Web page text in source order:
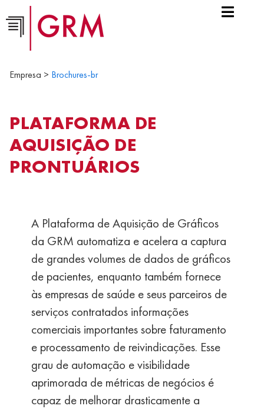
Empresa > Brochures-br
PLATAFORMA DE
AQUISIÇÃO DE
PRONTUÁRIOS
A Plataforma de Aquisição de Gráficos
da GRM automatiza e acelera a captura
de grandes volumes de dados de gráficos
de pacientes, enquanto também fornece
às empresas de saúde e seus parceiros de
serviços contratados informações
comerciais importantes sobre faturamento
e processamento de reivindicações. Esse
grau de automação e visibilidade
aprimorada de métricas de negócios é
capaz de melhorar drasticamente a